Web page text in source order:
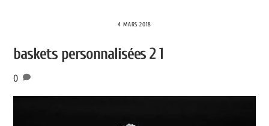
4 MARS 2018
baskets personnalisées 2 1
0